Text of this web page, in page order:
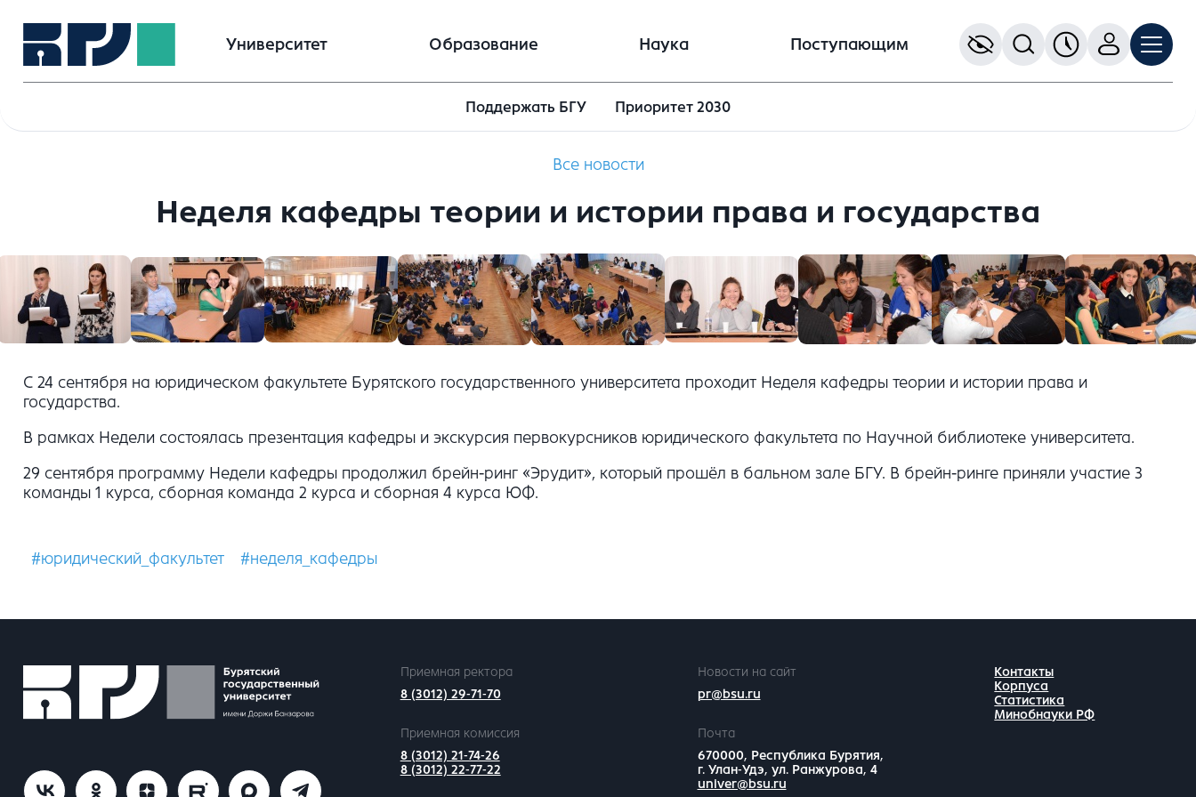
Университет Образование Наука Поступающим
Поддержать БГУ Приоритет 2030
Все новости
Неделя кафедры теории и истории права и государства
С 24 сентября на юридическом факультете Бурятского государственного университета проходит Неделя кафедры теории и истории права и
государства.
В рамках Недели состоялась презентация кафедры и экскурсия первокурсников юридического факультета по Научной библиотеке университета.
29 сентября программу Недели кафедры продолжил брейн-ринг «Эрудит», который прошёл в бальном зале БГУ. В брейн-ринге приняли участие 3
команды 1 курса, сборная команда 2 курса и сборная 4 курса ЮФ.
#юридический_факультет #неделя_кафедры
Приемная ректора
8 (3012) 29-71-70
Новости на сайт
pr@bsu.ru
Приемная комиссия
8 (3012) 21-74-26
8 (3012) 22-77-22
Почта
670000, Республика Бурятия,
г. Улан-Удэ, ул. Ранжурова, 4
univer@bsu.ru
Контакты
Корпуса
Статистика
Минобнауки РФ